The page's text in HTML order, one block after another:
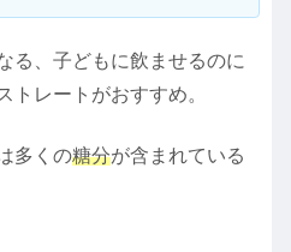
る、子どもに飲ませるのに
トレートがおすすめ。
多くの糖分が含まれている